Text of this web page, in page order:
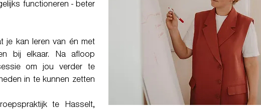
functioneren - beter
je kan leren van én met
bij elkaar. Na afloop
om jou verder te
in te kunnen zetten
te Hasselt,